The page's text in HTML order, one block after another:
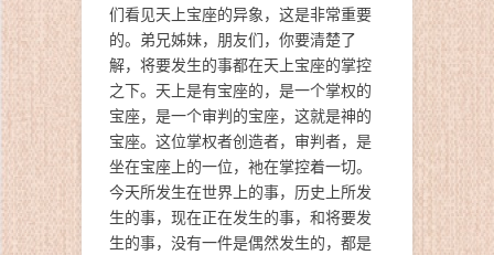
们看见天上宝座的异象，这是非常重要
的。弟兄姊妹，朋友们，你要清楚了
解，将要发生的事都在天上宝座的掌控
之下。天上是有宝座的，是一个掌权的
宝座，是一个审判的宝座，这就是神的
宝座。这位掌权者创造者，审判者，是
坐在宝座上的一位，祂在掌控着一切。
今天所发生在世界上的事，历史上所发
生的事，现在正在发生的事，和将要发
生的事，没有一件是偶然发生的，都是